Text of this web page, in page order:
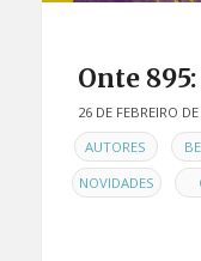
Onte
26 DE FEBREIRO
ENAUTORES ,
NOVIDADES ,